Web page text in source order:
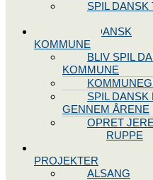
SPIL DANSK
BLIV SPIL DANSK
KOMMUNE
BLIV SPIL
KOMMUNE
SPIL
GENNEM ÅRENE
OPRET
STYREGRUPPE
PROJEKTER
ALSANG